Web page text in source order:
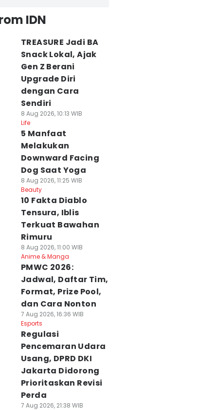
IDN
TREASURE Jadi BA
Snack Lokal, Ajak
Gen Z Berani
Upgrade Diri
dengan Cara
Sendiri
8 Aug 2026, 10:13 WIB
Life
5 Manfaat
Melakukan
Downward Facing
Dog Saat Yoga
8 Aug 2026, 11:25 WIB
Beauty
10 Fakta Diablo
Tensura, Iblis
Terkuat Bawahan
Rimuru
8 Aug 2026, 11:00 WIB
Anime & Manga
PMWC 2026:
Jadwal, Daftar Tim,
Format, Prize Pool,
dan Cara Nonton
7 Aug 2026, 16:36 WIB
Esports
Regulasi
Pencemaran Udara
Usang, DPRD DKI
Jakarta Didorong
Prioritaskan Revisi
Perda
7 Aug 2026, 21:38 WIB